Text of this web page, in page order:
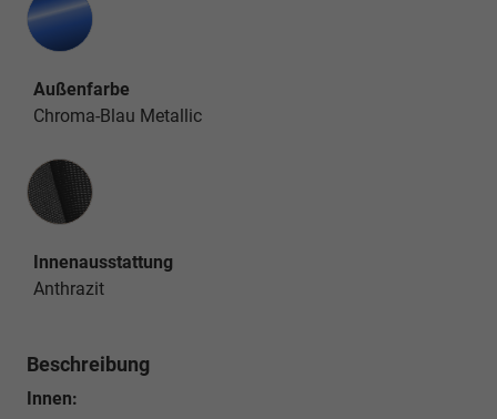
Außenfarbe
Chroma-Blau Metallic
Innenausstattung
Innenausstattung
Anthrazit
Beschreibung
Innen: